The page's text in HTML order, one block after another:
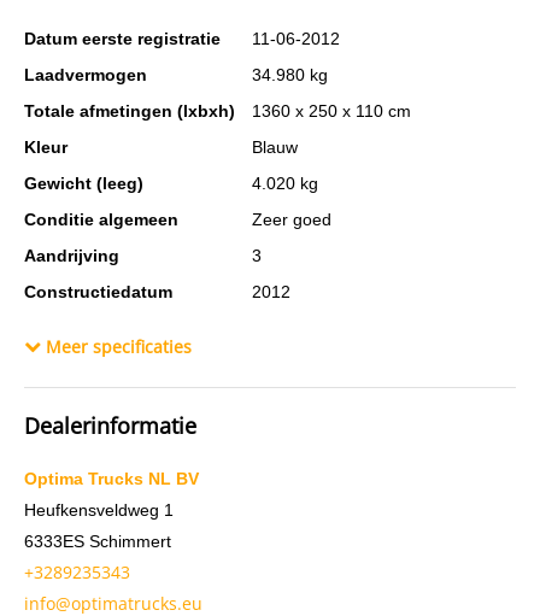
Datum eerste registratie
11-06-2012
Laadvermogen
34.980 kg
Totale afmetingen (lxbxh)
1360 x 250 x 110 cm
Kleur
Blauw
Gewicht (leeg)
4.020 kg
Conditie algemeen
Zeer goed
Aandrijving
3
Constructiedatum
2012
Meer specificaties
Dealerinformatie
Optima Trucks NL BV
Heufkensveldweg 1
6333ES Schimmert
+3289235343
info@optimatrucks.eu